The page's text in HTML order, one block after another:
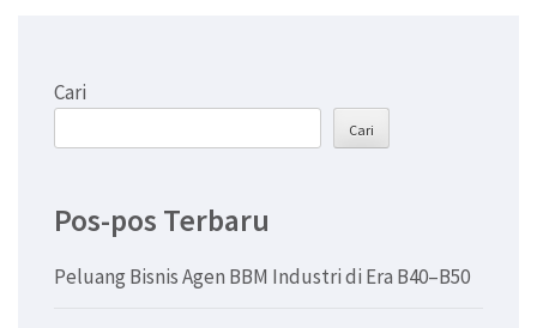
Cari
Cari
Pos-pos Terbaru
Peluang Bisnis Agen BBM Industri di Era B40–B50